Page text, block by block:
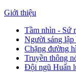
Giới thiệu
Tầm nhìn - Sứ
Người sáng
Chặng đường
Truyền thông
Đội ngũ Huấn